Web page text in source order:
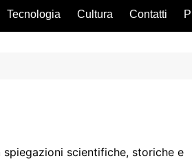
Tecnologia Cultura Contatti
scientifiche, storiche e